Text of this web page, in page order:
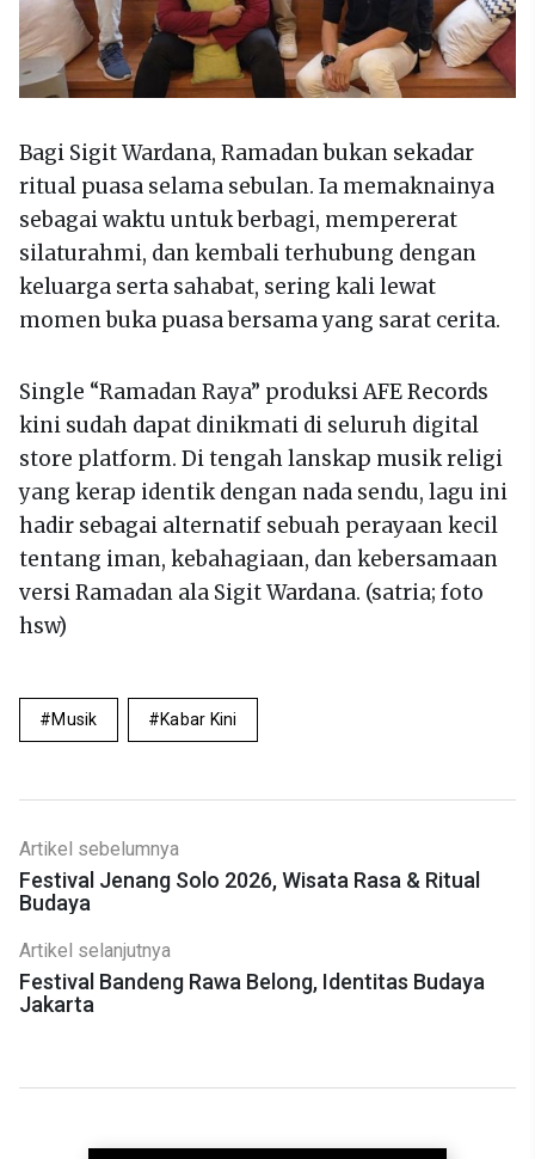
Bagi Sigit Wardana, Ramadan bukan sekadar
ritual puasa selama sebulan. Ia memaknainya
sebagai waktu untuk berbagi, mempererat
silaturahmi, dan kembali terhubung dengan
keluarga serta sahabat, sering kali lewat
momen buka puasa bersama yang sarat cerita.
Single “Ramadan Raya” produksi AFE Records
kini sudah dapat dinikmati di seluruh digital
store platform. Di tengah lanskap musik religi
yang kerap identik dengan nada sendu, lagu ini
hadir sebagai alternatif sebuah perayaan kecil
tentang iman, kebahagiaan, dan kebersamaan
versi Ramadan ala Sigit Wardana. (satria; foto
hsw)
Musik Kabar Kini
Artikel sebelumnya
Festival Jenang Solo 2026, Wisata Rasa & Ritual
Budaya
Artikel selanjutnya
Festival Bandeng Rawa Belong, Identitas Budaya
Jakarta